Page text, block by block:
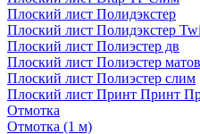
Плоский лист Полидэкстер
Плоский лист Полидэкстер
Плоский лист Полиэстер дв
Плоский лист Полиэстер
Плоский лист Полиэстер слим
Плоский лист Принт Принт
Отмотка
Отмотка (1 м)